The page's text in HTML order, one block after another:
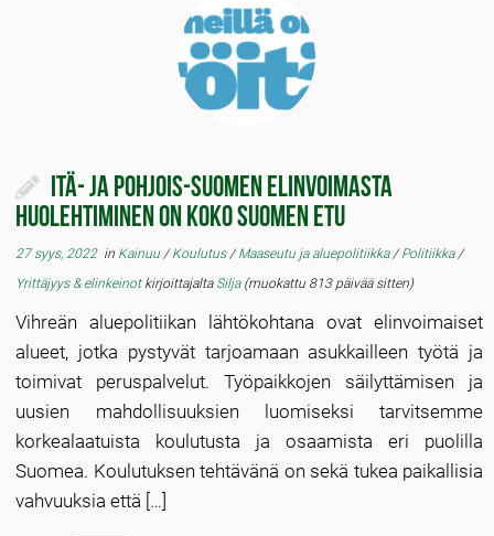
Itä- ja Pohjois-Suomen elinvoimasta
huolehtiminen on koko Suomen etu
27 syys, 2022in Kainuu/Koulutus/Maaseutu ja aluepolitiikka/Politiikka/
Yrittäjyys & elinkeinot kirjoittajalta Silja(muokattu 813 päivää sitten)
Vihreän aluepolitiikan lähtökohtana ovat elinvoimaiset
alueet, jotka pystyvät tarjoamaan asukkailleen työtä ja
toimivat peruspalvelut. Työpaikkojen säilyttämisen ja
uusien mahdollisuuksien luomiseksi tarvitsemme
korkealaatuista koulutusta ja osaamista eri puolilla
Suomea. Koulutuksen tehtävänä on sekä tukea paikallisia
vahvuuksia että […]